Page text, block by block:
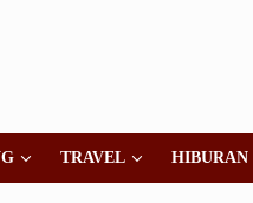
TRAVEL HIBURAN